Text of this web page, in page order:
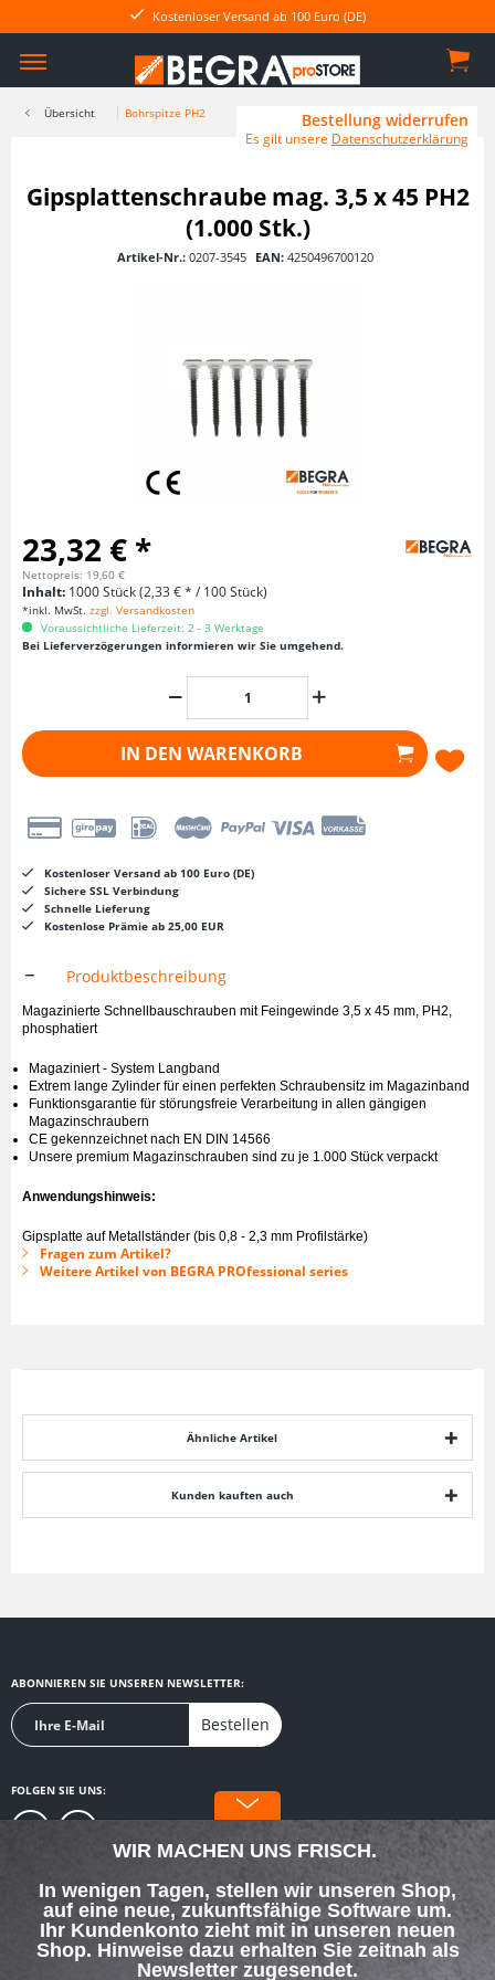
Kostenloser Versand ab 100 Euro (DE)
Übersicht Bohrspitze PH2
Gipsplattenschraube mag. 3,5 x 45 PH2
(1.000 Stk.)
Artikel-Nr.: 0207-3545 EAN: 4250496700120
23,32 € *
Nettopreis: 19,60 €
Inhalt: 1000 Stück (2,33 € * / 100 Stück)
*inkl. MwSt. zzgl. Versandkosten
Voraussichtliche Lieferzeit: 2 - 3 Werktage
Bei Lieferverzögerungen informieren wir Sie umgehend.
IN DEN WARENKORB
Kostenloser Versand ab 100 Euro (DE)
Sichere SSL Verbindung
Schnelle Lieferung
Kostenlose Prämie ab 25,00 EUR
Produktbeschreibung
Magazinierte Schnellbauschrauben mit Feingewinde 3,5 x 45 mm, PH2,
phosphatiert
Magaziniert - System Langband
Extrem lange Zylinder für einen perfekten Schraubensitz im Magazinband
Funktionsgarantie für störungsfreie Verarbeitung in allen gängigen
Magazinschraubern
CE gekennzeichnet nach EN DIN 14566
Unsere premium Magazinschrauben sind zu je 1.000 Stück verpackt
Anwendungshinweis:
Gipsplatte auf Metallständer (bis 0,8 - 2,3 mm Profilstärke)
Fragen zum Artikel?
Weitere Artikel von BEGRA PROfessional series
Ähnliche Artikel
Kunden kauften auch
ABONNIEREN SIE UNSEREN NEWSLETTER:
Bestellen
FOLGEN SIE UNS:
WIR MACHEN UNS FRISCH.
In wenigen Tagen, stellen wir unseren Shop,
auf eine neue, zukunftsfähige Software um.
Ihr Kundenkonto zieht mit in unseren neuen
Shop. Hinweise dazu erhalten Sie zeitnah als
Newsletter zugesendet.
SERVICE HOTLINE
Bestellung widerrufen
Es gilt unsere Datenschutzerklärung